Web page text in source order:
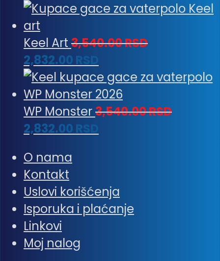
Keel Art 3,540.00RSD
2,832.00 RSD
WP Monster3,540.00RSD
2,832.00 RSD
O nama
Kontakt
Uslovi korišćenja
Isporuka i plaćanje
Linkovi
Moj nalog